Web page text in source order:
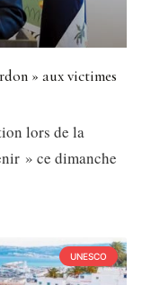
» aux victimes
lors de la
» ce dimanche
UNESCO